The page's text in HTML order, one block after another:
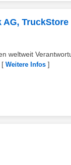
TruckStore
weltweit
[ Weitere Infos ]